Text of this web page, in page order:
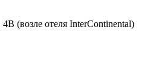
(возле отеля InterContinental)